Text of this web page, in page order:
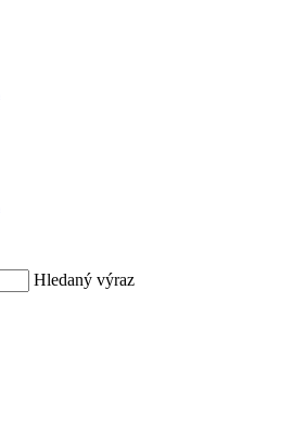
Hledaný výraz